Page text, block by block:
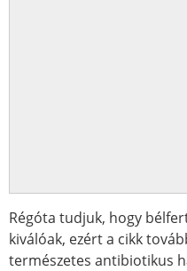
Régóta tudjuk, hogy
kiválóak, ezért a cikk
természetes antibiotikus